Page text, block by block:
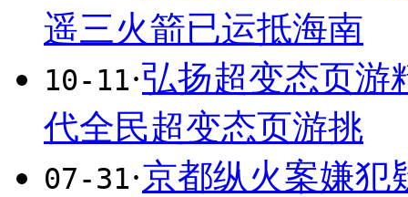
遥三火箭已运抵海南
10-11·弘扬超变态页游
代全民超变态页游挑
07-31·京都纵火案嫌犯